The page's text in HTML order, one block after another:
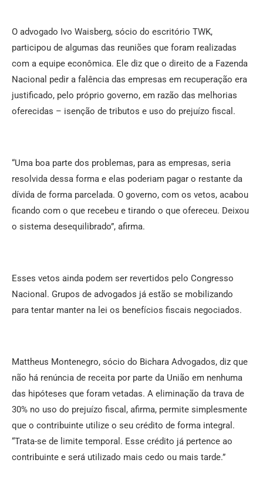
O advogado Ivo Waisberg, sócio do escritório TWK,
participou de algumas das reuniões que foram realizadas
com a equipe econômica. Ele diz que o direito de a Fazenda
Nacional pedir a falência das empresas em recuperação era
justificado, pelo próprio governo, em razão das melhorias
oferecidas – isenção de tributos e uso do prejuízo fiscal.
“Uma boa parte dos problemas, para as empresas, seria
resolvida dessa forma e elas poderiam pagar o restante da
dívida de forma parcelada. O governo, com os vetos, acabou
ficando com o que recebeu e tirando o que ofereceu. Deixou
o sistema desequilibrado”, afirma.
Esses vetos ainda podem ser revertidos pelo Congresso
Nacional. Grupos de advogados já estão se mobilizando
para tentar manter na lei os benefícios fiscais negociados.
Mattheus Montenegro, sócio do Bichara Advogados, diz que
não há renúncia de receita por parte da União em nenhuma
das hipóteses que foram vetadas. A eliminação da trava de
30% no uso do prejuízo fiscal, afirma, permite simplesmente
que o contribuinte utilize o seu crédito de forma integral.
“Trata-se de limite temporal. Esse crédito já pertence ao
contribuinte e será utilizado mais cedo ou mais tarde.”